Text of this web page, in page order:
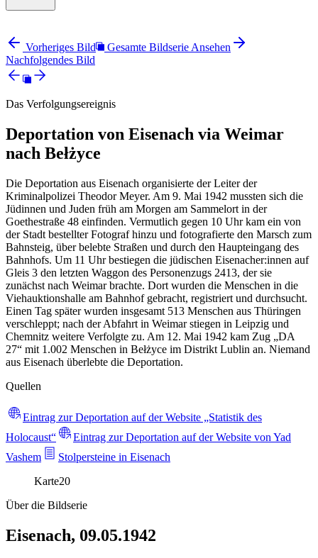
Vorheriges Bild
Gesamte Bildserie Ansehen
Nachfolgendes Bild
Das Verfolgungsereignis
Deportation von Eisenach via Weimar
nach Bełżyce
Die Deportation aus Eisenach organisierte der Leiter der
Kriminalpolizei Theodor Meyer. Am 9. Mai 1942 mussten sich die
Jüdinnen und Juden früh am Morgen am Sammelort in der
Goethestraße 48 einfinden. Vermutlich gegen 10 Uhr kam ein von
der Stadt bestellter Fotograf hinzu und fotografierte den Marsch zum
Bahnsteig, über belebte Straßen und durch den Haupteingang des
Bahnhofs. Um 11 Uhr bestiegen die jüdischen Eisenacher:innen auf
Gleis 3 den letzten Waggon des Personenzugs 2413, der sie
zunächst nach Weimar brachte. Dort wurden die Menschen in die
Viehauktionshalle am Bahnhof gebracht, registriert und durchsucht.
Einen Tag später wurden insgesamt 513 Menschen aus Thüringen
verschleppt; nach der Abfahrt in Weimar stiegen in Leipzig und
Chemnitz weitere Verfolgte zu. Am 12. Mai 1942 kam Zug „DA
27“ mit 1.002 Menschen in Bełżyce im Distrikt Lublin an. Niemand
aus Eisenach überlebte die Deportation.
Quellen
Eintrag zur Deportation auf der Website „Statistik des
Holocaust“
Eintrag zur Deportation auf der Website von Yad
Vashem
Stolpersteine in Eisenach
Karte20
Über die Bildserie
Eisenach, 09.05.1942